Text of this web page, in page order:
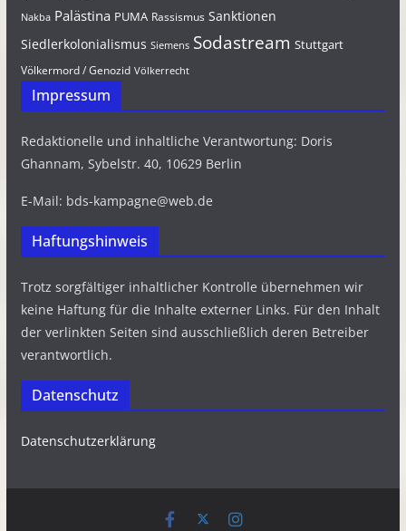
Nakba Palästina PUMA Rassismus Sanktionen
Siedlerkolonialismus Siemens Sodastream Stuttgart
Völkermord / Genozid Völkerrecht
Impressum
Redaktionelle und inhaltliche Verantwortung: Doris
Ghannam, Sybelstr. 40, 10629 Berlin
E-Mail: bds-kampagne@web.de
Haftungshinweis
Trotz sorgfältiger inhaltlicher Kontrolle übernehmen wir
keine Haftung für die Inhalte externer Links. Für den Inhalt
der verlinkten Seiten sind ausschließlich deren Betreiber
verantwortlich.
Datenschutz
Datenschutzerklärung